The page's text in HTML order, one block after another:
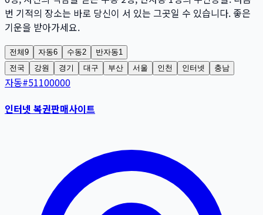
번 기적의 장소는 바로 당신이 서 있는 그곳일 수 있습니다. 좋은
기운을 받아가세요.
전체9 자동6 수동2 반자동1
전국
강원 경기 대구 부산 서울 인천 인터넷 충남
자동#51100000
인터넷 복권판매사이트